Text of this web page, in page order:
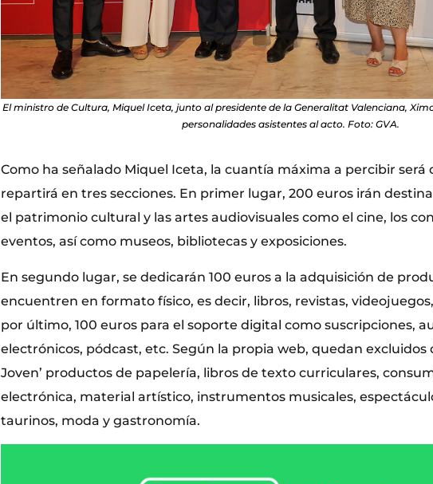
El ministro de Cultura, Miquel Iceta, junto al presidente de la Generalitat Valenciana,
personalidades asistentes al acto. Foto: GVA.
Como ha señalado Miquel Iceta, la cuantía máxima a percibir será
repartirá en tres secciones. En primer lugar, 200 euros irán
el patrimonio cultural y las artes audiovisuales como el cine, los
eventos, así como museos, bibliotecas y exposiciones.
En segundo lugar, se dedicarán 100 euros a la adquisición de
encuentren en formato físico, es decir, libros, revistas, videojuegos,
por último, 100 euros para el soporte digital como suscripciones,
electrónicos, pódcast, etc. Según la propia web, quedan excluidos
Joven’ productos de papelería, libros de texto curriculares,
electrónica, material artístico, instrumentos musicales,
taurinos, moda y gastronomía.